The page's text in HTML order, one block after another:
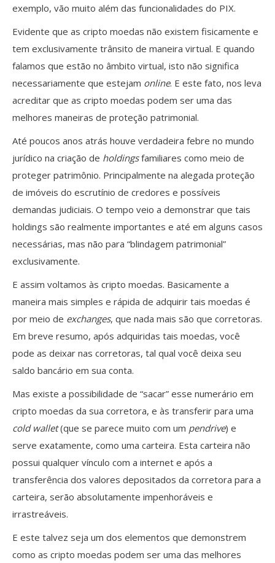
exemplo, vão muito além das funcionalidades do PIX.
Evidente que as cripto moedas não existem fisicamente e
tem exclusivamente trânsito de maneira virtual. E quando
falamos que estão no âmbito virtual, isto não significa
necessariamente que estejam online. E este fato, nos leva
acreditar que as cripto moedas podem ser uma das
melhores maneiras de proteção patrimonial.
Até poucos anos atrás houve verdadeira febre no mundo
jurídico na criação de holdingsfamiliares como meio de
proteger patrimônio. Principalmente na alegada proteção
de imóveis do escrutínio de credores e possíveis
demandas judiciais. O tempo veio a demonstrar que tais
holdings são realmente importantes e até em alguns casos
necessárias, mas não para “blindagem patrimonial”
exclusivamente.
E assim voltamos às cripto moedas. Basicamente a
maneira mais simples e rápida de adquirir tais moedas é
por meio de exchanges, que nada mais são que corretoras.
Em breve resumo, após adquiridas tais moedas, você
pode as deixar nas corretoras, tal qual você deixa seu
saldo bancário em sua conta.
Mas existe a possibilidade de “sacar” esse numerário em
cripto moedas da sua corretora, e às transferir para uma
cold wallet(que se parece muito com um pendrive) e
serve exatamente, como uma carteira. Esta carteira não
possui qualquer vínculo com a internet e após a
transferência dos valores depositados da corretora para a
carteira, serão absolutamente impenhoráveis e
irrastreáveis.
E este talvez seja um dos elementos que demonstrem
como as cripto moedas podem ser uma das melhores